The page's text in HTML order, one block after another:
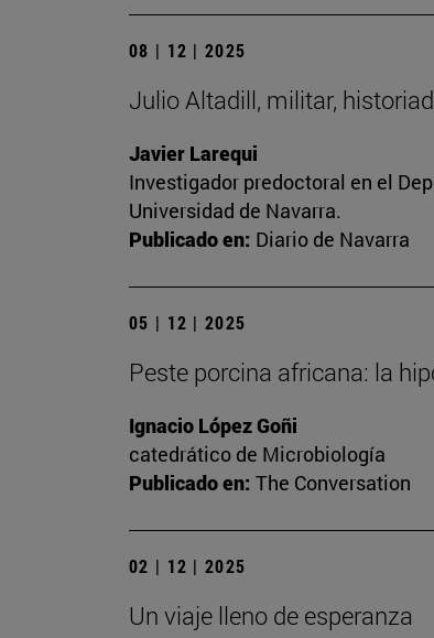
08 | 12 | 2025
Julio Altadill, militar,
Javier Larequi
Investigador predoctoral en el
Universidad de Navarra.
Publicado en: Diario de Navarra
05 | 12 | 2025
Peste porcina africana: la
Ignacio López Goñi
catedrático de Microbiología
Publicado en: The Conversation
02 | 12 | 2025
Un viaje lleno de esperanza